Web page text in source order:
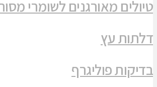
טיולים מאורגנים לשומרי
דלתות עץ
בדיקות פוליגרף